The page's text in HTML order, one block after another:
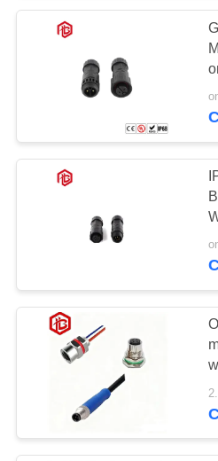
PRIVACY
POLICY